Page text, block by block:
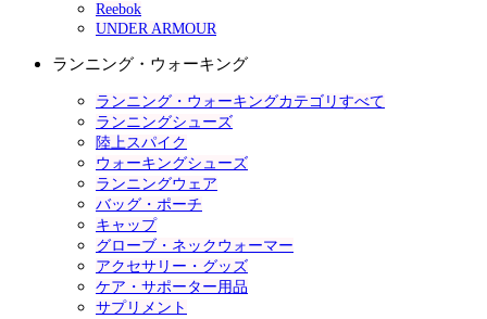
Reebok
UNDER ARMOUR
ランニング・ウォーキング
ランニング・ウォーキングカテゴリすべて
ランニングシューズ
陸上スパイク
ウォーキングシューズ
ランニングウェア
バッグ・ポーチ
キャップ
グローブ・ネックウォーマー
アクセサリー・グッズ
ケア・サポーター用品
サプリメント